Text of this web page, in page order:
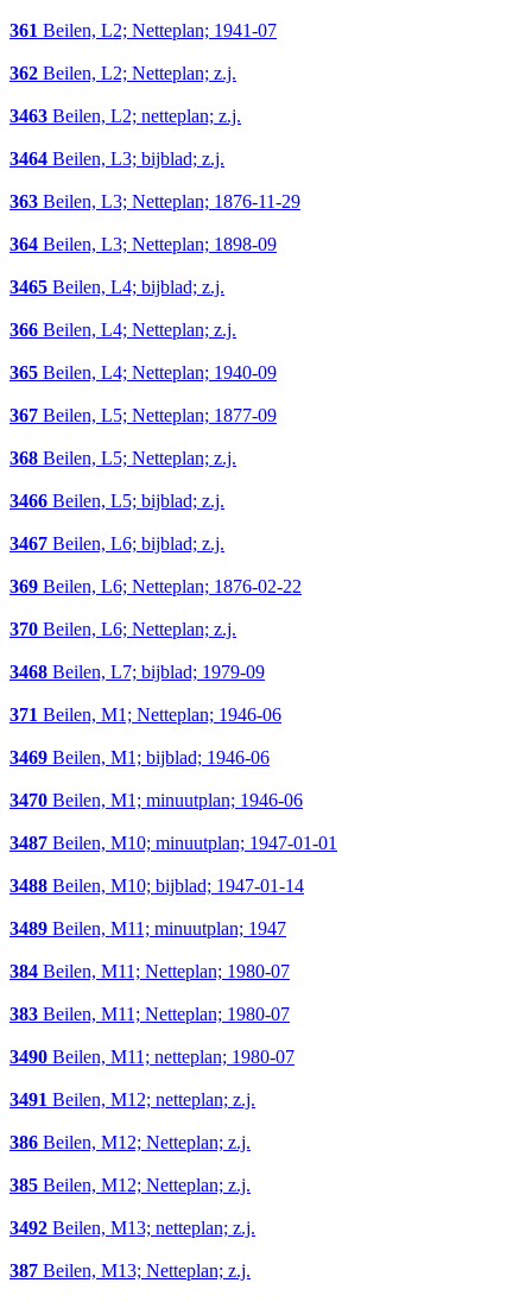
361 Beilen, L2; Netteplan; 1941-07
362 Beilen, L2; Netteplan; z.j.
3463 Beilen, L2; netteplan; z.j.
3464 Beilen, L3; bijblad; z.j.
363 Beilen, L3; Netteplan; 1876-11-29
364 Beilen, L3; Netteplan; 1898-09
3465 Beilen, L4; bijblad; z.j.
366 Beilen, L4; Netteplan; z.j.
365 Beilen, L4; Netteplan; 1940-09
367 Beilen, L5; Netteplan; 1877-09
368 Beilen, L5; Netteplan; z.j.
3466 Beilen, L5; bijblad; z.j.
3467 Beilen, L6; bijblad; z.j.
369 Beilen, L6; Netteplan; 1876-02-22
370 Beilen, L6; Netteplan; z.j.
3468 Beilen, L7; bijblad; 1979-09
371 Beilen, M1; Netteplan; 1946-06
3469 Beilen, M1; bijblad; 1946-06
3470 Beilen, M1; minuutplan; 1946-06
3487 Beilen, M10; minuutplan; 1947-01-01
3488 Beilen, M10; bijblad; 1947-01-14
3489 Beilen, M11; minuutplan; 1947
384 Beilen, M11; Netteplan; 1980-07
383 Beilen, M11; Netteplan; 1980-07
3490 Beilen, M11; netteplan; 1980-07
3491 Beilen, M12; netteplan; z.j.
386 Beilen, M12; Netteplan; z.j.
385 Beilen, M12; Netteplan; z.j.
3492 Beilen, M13; netteplan; z.j.
387 Beilen, M13; Netteplan; z.j.